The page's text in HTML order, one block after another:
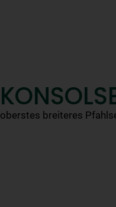
oberstes breiteres